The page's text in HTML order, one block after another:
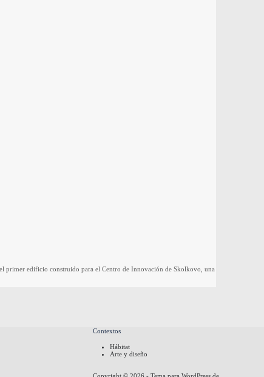
primer edificio construido para el Centro de Innovación de Skolkovo, una
Contextos
Hábitat
Arte y diseño